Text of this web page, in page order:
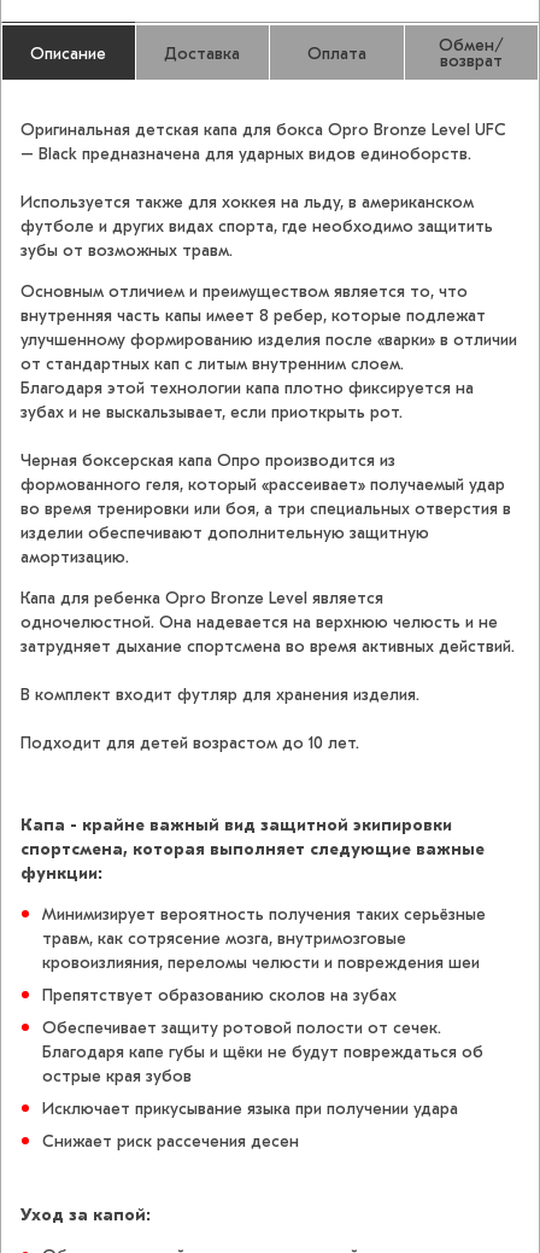
Описание Доставка Оплата Обмен/
возврат
Оригинальная детская капа для бокса Opro Bronze Level UFC
– Black предназначена для ударных видов единоборств.
Используется также для хоккея на льду, в американском
футболе и других видах спорта, где необходимо защитить
зубы от возможных травм.
Основным отличием и преимуществом является то, что
внутренняя часть капы имеет 8 ребер, которые подлежат
улучшенному формированию изделия после «варки» в отличии
от стандартных кап с литым внутренним слоем.
Благодаря этой технологии капа плотно фиксируется на
зубах и не выскальзывает, если приоткрыть рот.
Черная боксерская капа Опро производится из
формованного геля, который «рассеивает» получаемый удар
во время тренировки или боя, а три специальных отверстия в
изделии обеспечивают дополнительную защитную
амортизацию.
Капа для ребенка Opro Bronze Level является
одночелюстной. Она надевается на верхнюю челюсть и не
затрудняет дыхание спортсмена во время активных действий.
В комплект входит футляр для хранения изделия.
Подходит для детей возрастом до 10 лет.
Капа - крайне важный вид защитной экипировки
спортсмена, которая выполняет следующие важные
функции:
Минимизирует вероятность получения таких серьёзные
травм, как сотрясение мозга, внутримозговые
кровоизлияния, переломы челюсти и повреждения шеи
Препятствует образованию сколов на зубах
Обеспечивает защиту ротовой полости от сечек.
Благодаря капе губы и щёки не будут повреждаться об
острые края зубов
Исключает прикусывание языка при получении удара
Cнижает риск рассечения десен
Уход за капой: